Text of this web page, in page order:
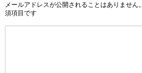
メールアドレスが公開されることはありません。
須項目です